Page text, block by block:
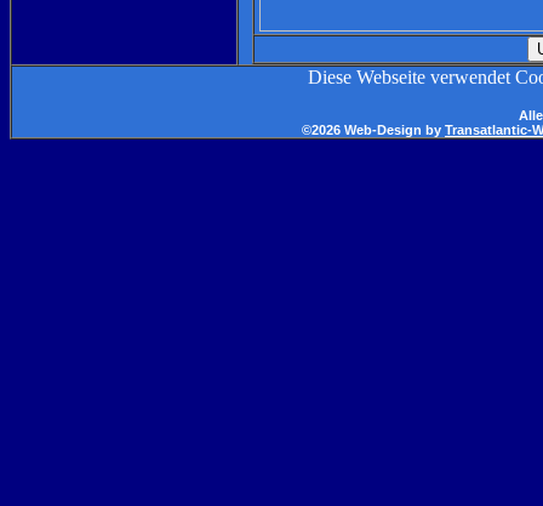
Diese Webseite verwendet
©2026 Web-Design by Transatlantic-